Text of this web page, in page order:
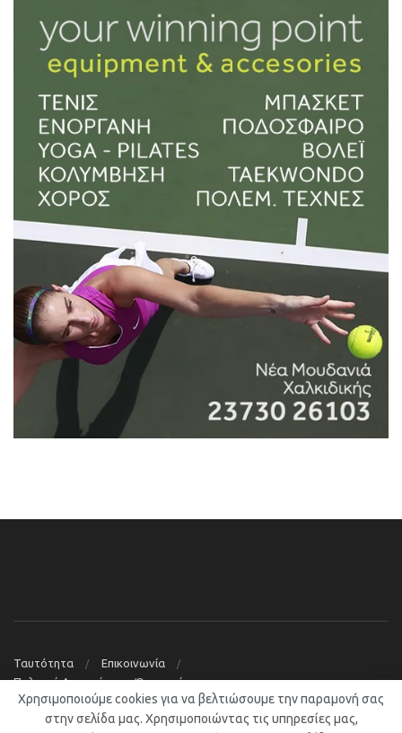
Ταυτότητα
Επικοινωνία
Πολιτική Απορρήτου – Όροι χρήσης
© 2019Νέα Μουδανιά Blog
Χρησιμοποιούμε cookies για να βελτιώσουμε την παραμονή σας
στην σελίδα μας. Χρησιμοποιώντας τις υπηρεσίες μας,